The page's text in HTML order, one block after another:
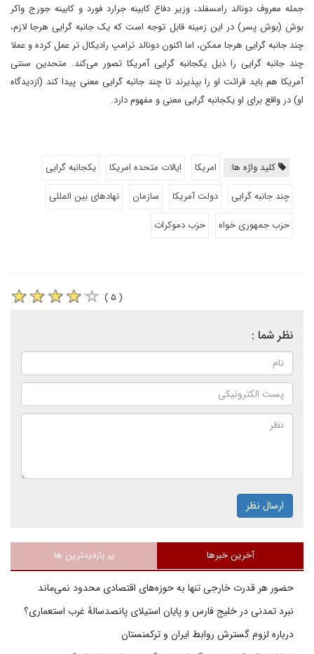
جمله معروف دونالد رامسفلد، وزیر دفاع کابینه جرارد فورد و کابینه جورج واکر
بوش (بوش پسر) در این زمینه قابل توجه است که یک جانبه گرایی هرجا لازم،
چند جانبه گرایی هرجا ممکن، اما اکنون دونالد ترامپ رادیکال تر عمل کرده و عملا
چند جانبه گرایی را ذیل یکجانبه گرایی آمریکا تصور می‌کند. متحدین سنتی
آمریکا هم باید قرائت او را بپذیرند تا چند جانبه گرایی معنی پیدا کند (ازدیدگاه
او) در واقع برای او یکجانبه گرایی معنی و مفهوم دارد.
کلید واژه ها: امریکا ایالات متحده امریکا
یکجانبه گرایی
چند جانبه گرایی
دولت آمریکا سازمان
نهادهای بین المللی
حزب جمهوری خواه
حزب دموکرات
( ۵ )
نظر شما :
ارسال نظر
آخرین خبرها پر بازدیدترین ها
حضور هر قدرت خارجی تنها به حوزه‌های اقتصادی محدود نمی‌ماند
نبرد تمدنی در خلیج فارس و پایان استیلای پانصدسالۀ غرب استعماری؟
درباره لزوم گسترش روابط ایران و ترکمنستان